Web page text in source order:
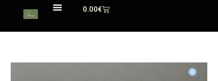
0.00€